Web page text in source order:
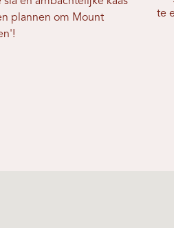
plannen om Mount
te